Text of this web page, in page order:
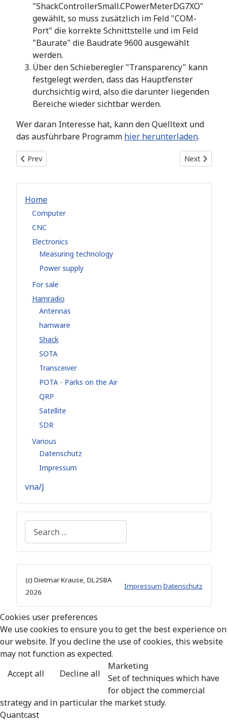
"ShackControllerSmall.CPowerMeterDG7XO"
gewählt, so muss zusätzlich im Feld "COM-
Port" die korrekte Schnittstelle und im Feld
"Baurate" die Baudrate 9600 ausgewählt
werden.
Über den Schieberegler "Transparency" kann
festgelegt werden, dass das Hauptfenster
durchsichtig wird, also die darunter liegenden
Bereiche wieder sichtbar werden.
Wer daran Interesse hat, kann den Quelltext und
das ausführbare Programm hier herunterladen.
Previous article: Splitter/Combiner - Funkamateur.de
Prev Next article:
Next
Home
Computer
CNC
Electronics
Measuring technology
Power supply
For sale
Hamradio
Antennas
hamware
Shack
SOTA
Transceiver
POTA - Parks on the Air
QRP
Satellite
SDR
Various
Datenschutz
Impressum
vna/J
(c) Dietmar Krause, DL2SBA
2026
Impressum Datenschutz
Cookies user preferences
We use cookies to ensure you to get the best experience on
our website. If you decline the use of cookies, this website
may not function as expected.
Accept all
Decline all
Marketing
Set of techniques which have
for object the commercial
strategy and in particular the market study.
Quantcast